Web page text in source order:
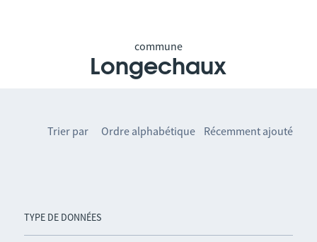
commune
Longechaux
TYPE DE DONNÉES
Trier par Ordre alphabétique Récemment ajouté